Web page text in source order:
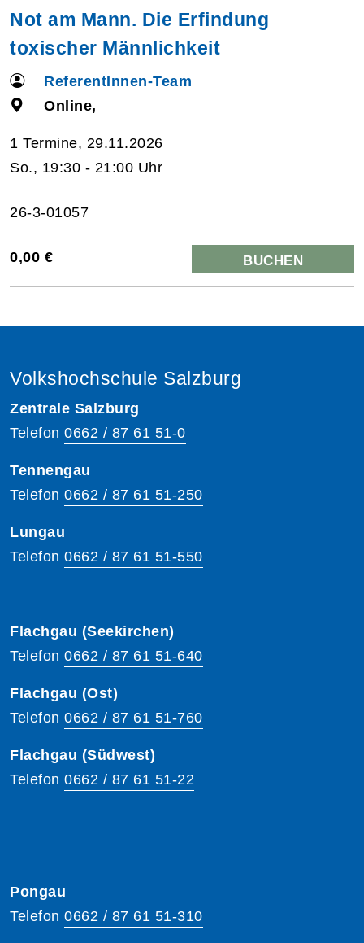
Not am Mann. Die Erfindung
toxischer Männlichkeit
ReferentInnen-Team
Online,
1 Termine, 29.11.2026
So., 19:30 - 21:00 Uhr
26-3-01057
0,00 € BUCHEN
Volkshochschule Salzburg
Zentrale Salzburg
Telefon 0662 / 87 61 51-0
Tennengau
Telefon 0662 / 87 61 51-250
Lungau
Telefon 0662 / 87 61 51-550
Flachgau (Seekirchen)
Telefon 0662 / 87 61 51-640
Flachgau (Ost)
Telefon 0662 / 87 61 51-760
Flachgau (Südwest)
Telefon 0662 / 87 61 51-22
Pongau
Telefon 0662 / 87 61 51-310